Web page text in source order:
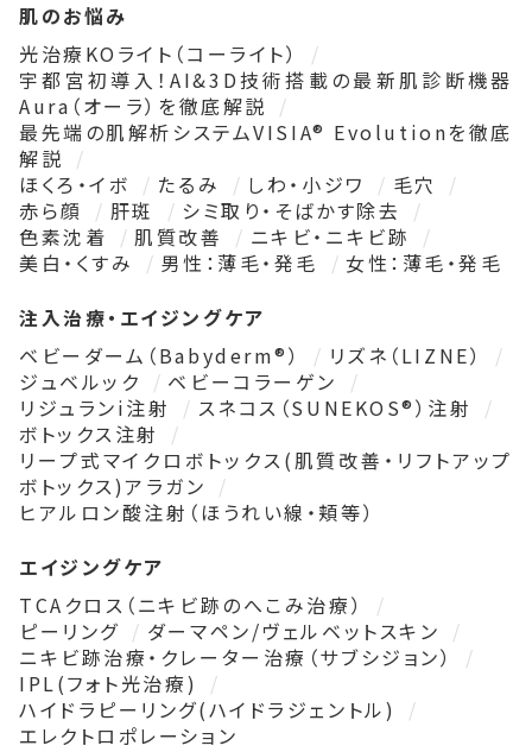
肌のお悩み
光治療KOライト（コーライト）
宇都宮初導入！AI&3D技術搭載の最新肌診断機器
Aura（オーラ）を徹底解説
最先端の肌解析システムVISIA® Evolutionを徹底
解説
ほくろ・イボ
たるみ しわ・小ジワ
毛穴
赤ら顔
肝斑
シミ取り・そばかす除去
色素沈着
肌質改善
ニキビ・ニキビ跡
美白・くすみ
男性：薄毛・発毛
女性：薄毛・発毛
注入治療・エイジングケア
ベビーダーム（Babyderm®）
リズネ（LIZNE）
ジュベルック
ベビーコラーゲン
リジュランi注射
スネコス（SUNEKOS®）注射
ボトックス注射
リープ式マイクロボトックス(肌質改善・リフトアップ
ボトックス)アラガン
ヒアルロン酸注射（ほうれい線・頬等）
エイジングケア
TCAクロス（ニキビ跡のへこみ治療）
ピーリング
ダーマペン/ヴェルベットスキン
ニキビ跡治療・クレーター治療（サブシジョン）
IPL(フォト光治療)
ハイドラピーリング(ハイドラジェントル)
エレクトロポレーション